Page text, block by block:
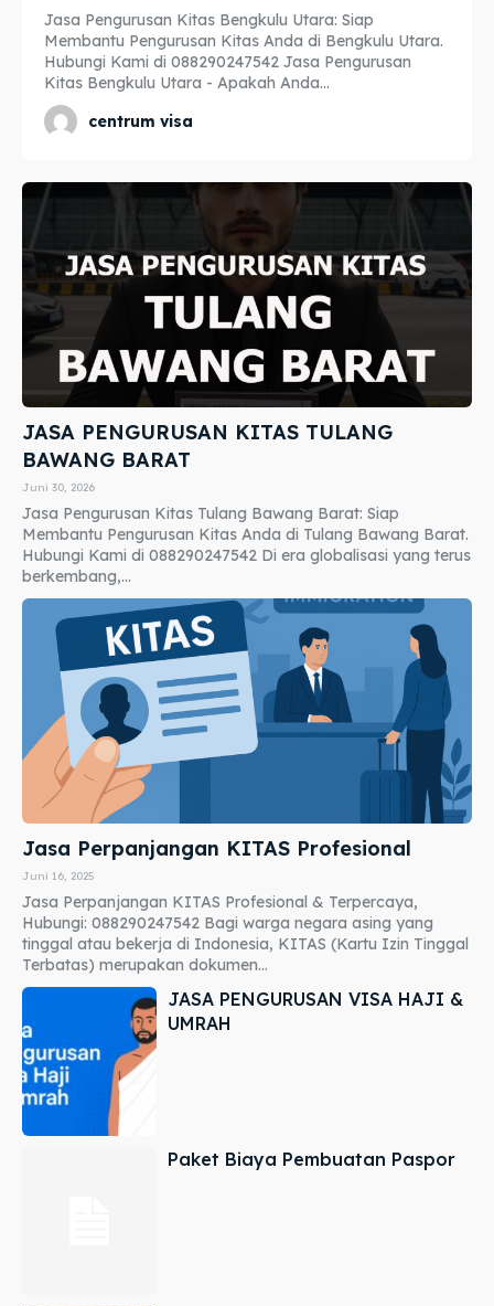
Blog
Blog
Jasa Pengurusan Kitas Bengkulu Utara: Siap
Membantu Pengurusan Kitas Anda di Bengkulu Utara.
Hubungi Kami di 088290247542 Jasa Pengurusan
Kitas Bengkulu Utara - Apakah Anda...
centrum visa
JASA PENGURUSAN KITAS TULANG
BAWANG BARAT
Juni 30, 2026
Jasa Pengurusan Kitas Tulang Bawang Barat: Siap
Membantu Pengurusan Kitas Anda di Tulang Bawang Barat.
Hubungi Kami di 088290247542 Di era globalisasi yang terus
berkembang,...
Jasa Perpanjangan KITAS Profesional
Juni 16, 2025
Jasa Perpanjangan KITAS Profesional & Terpercaya,
Hubungi: 088290247542 Bagi warga negara asing yang
tinggal atau bekerja di Indonesia, KITAS (Kartu Izin Tinggal
Terbatas) merupakan dokumen...
JASA PENGURUSAN VISA HAJI &
UMRAH
Paket Biaya Pembuatan Paspor